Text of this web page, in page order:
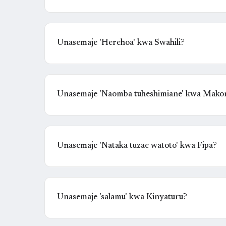
Unasemaje 'Herehoa' kwa Swahili?
Unasemaje 'Naomba tuheshimiane' kwa
Unasemaje 'Nataka tuzae watoto' kwa Fipa?
Unasemaje 'salamu' kwa Kinyaturu?